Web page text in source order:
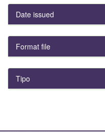
Date issued
Format file
Tipo